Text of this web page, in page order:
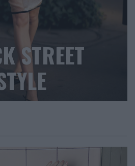
STREET